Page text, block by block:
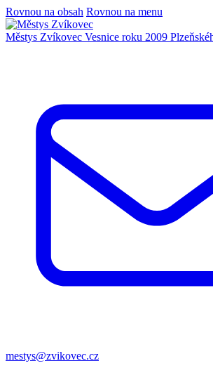
Rovnou na obsah Rovnou na menu
Městys Zvíkovec Vesnice roku 2009
mestys@zvikovec.cz